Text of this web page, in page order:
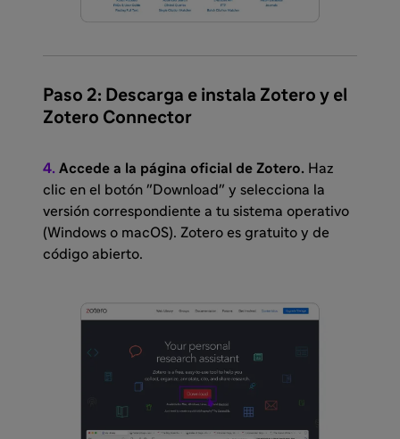
Paso 2: Descarga e instala Zotero y el
Zotero Connector
4. Accede a la página oficial de Zotero. Haz
clic en el botón "Download" y selecciona la
versión correspondiente a tu sistema operativo
(Windows o macOS). Zotero es gratuito y de
código abierto.